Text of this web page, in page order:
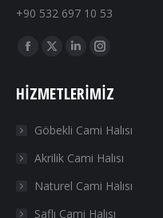
+90 532 697 10 53
Find us on:
Facebook
opens
new
window
X
opens
new
window
Linkedin
opens
new
window
Instagram
opens
new
window
HIZMETLERIMIZ
Göbekli Cami Halısı
Akrilik Cami Halısı
Naturel Cami Halısı
Saflı Cami Halısı